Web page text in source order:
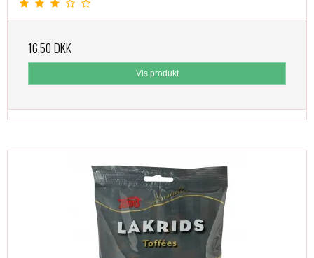
16,50 DKK
Vis produkt